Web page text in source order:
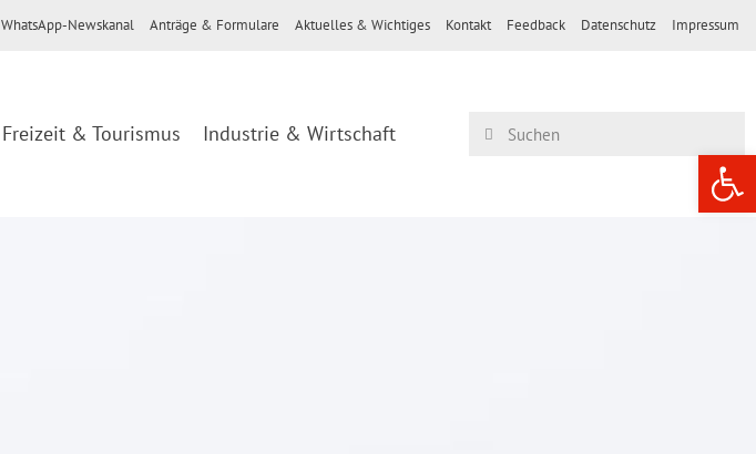
WhatsApp-Newskanal Anträge & Formulare Aktuelles & Wichtiges Kontakt Feedback Datenschutz Impressum
Freizeit & Tourismus Industrie & Wirtschaft